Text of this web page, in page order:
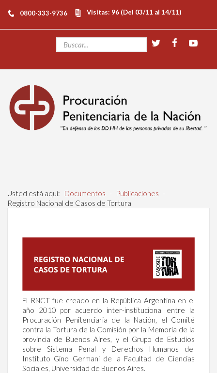
0800-333-9736 Visitas: 96 (Del 03/11 al 14/11)
Usted está aquí: Documentos - Publicaciones -
Registro Nacional de Casos de Tortura
El RNCT fue creado en la República Argentina en el
año 2010 por acuerdo inter-institucional entre la
Procuración Penitenciaria de la Nación, el Comité
contra la Tortura de la Comisión por la Memoria de la
provincia de Buenos Aires, y el Grupo de Estudios
sobre Sistema Penal y Derechos Humanos del
Instituto Gino Germani de la Facultad de Ciencias
Sociales, Universidad de Buenos Aires.